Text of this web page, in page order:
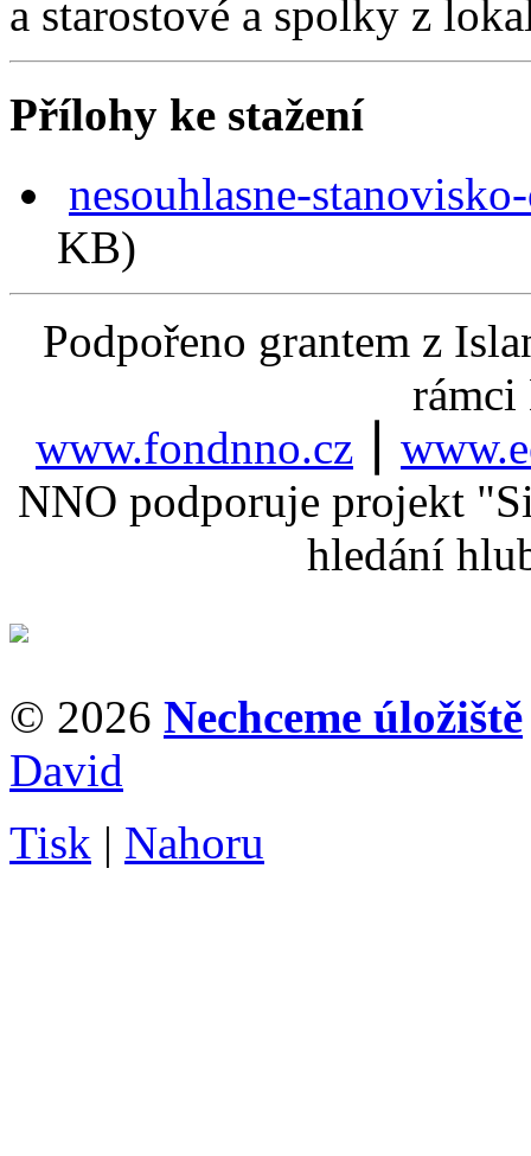
a starostové a spolky z
Přílohy ke stažení
nesouhlasne-
KB)
Podpořeno grantem z
rámci
www.fondnno.cz
NNO podporuje projekt
hledání
© 2026 Nechceme úložiště
David
Tisk | Nahoru